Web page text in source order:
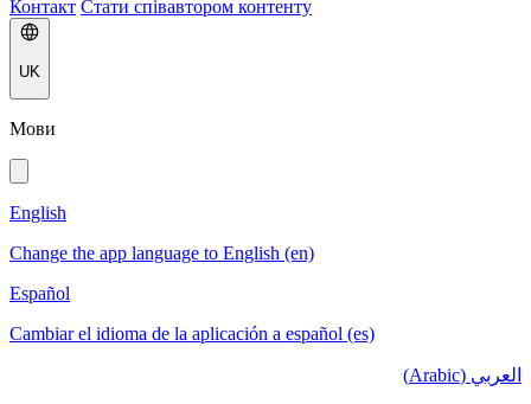
Контакт Стати співавтором контенту
UK
Мови
English
Change the app language to English (en)
Español
Cambiar el idioma de la aplicación a español (es)
العربي (Arabic)